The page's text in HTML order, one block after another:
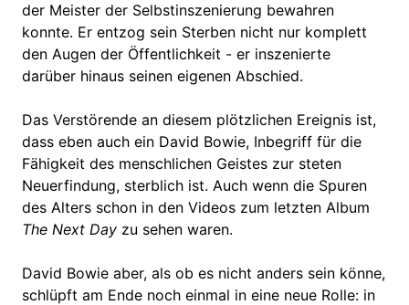
der Meister der Selbstinszenierung bewahren
konnte. Er entzog sein Sterben nicht nur komplett
den Augen der Öffentlichkeit - er inszenierte
darüber hinaus seinen eigenen Abschied.
Das Verstörende an diesem plötzlichen Ereignis ist,
dass eben auch ein David Bowie, Inbegriff für die
Fähigkeit des menschlichen Geistes zur steten
Neuerfindung, sterblich ist. Auch wenn die Spuren
des Alters schon in den Videos zum letzten Album
The Next Day zu sehen waren.
David Bowie aber, als ob es nicht anders sein könne,
schlüpft am Ende noch einmal in eine neue Rolle: in